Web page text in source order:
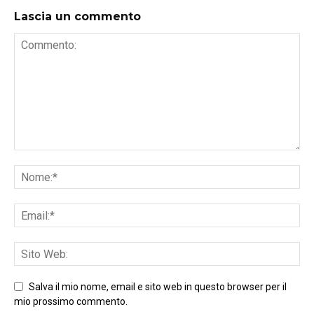
Lascia un commento
Salva il mio nome, email e sito web in questo browser per il
mio prossimo commento.